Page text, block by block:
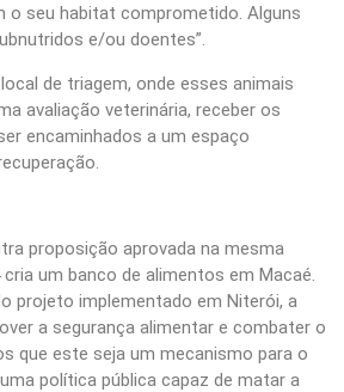
seu habitat comprometido. Alguns
e/ou doentes”.
de triagem, onde esses animais
avaliação veterinária, receber os
encaminhados a um espaço
proposição aprovada na mesma
um banco de alimentos em Macaé.
projeto implementado em Niterói, a
a segurança alimentar e combater o
que este seja um mecanismo para o
política pública capaz de matar a